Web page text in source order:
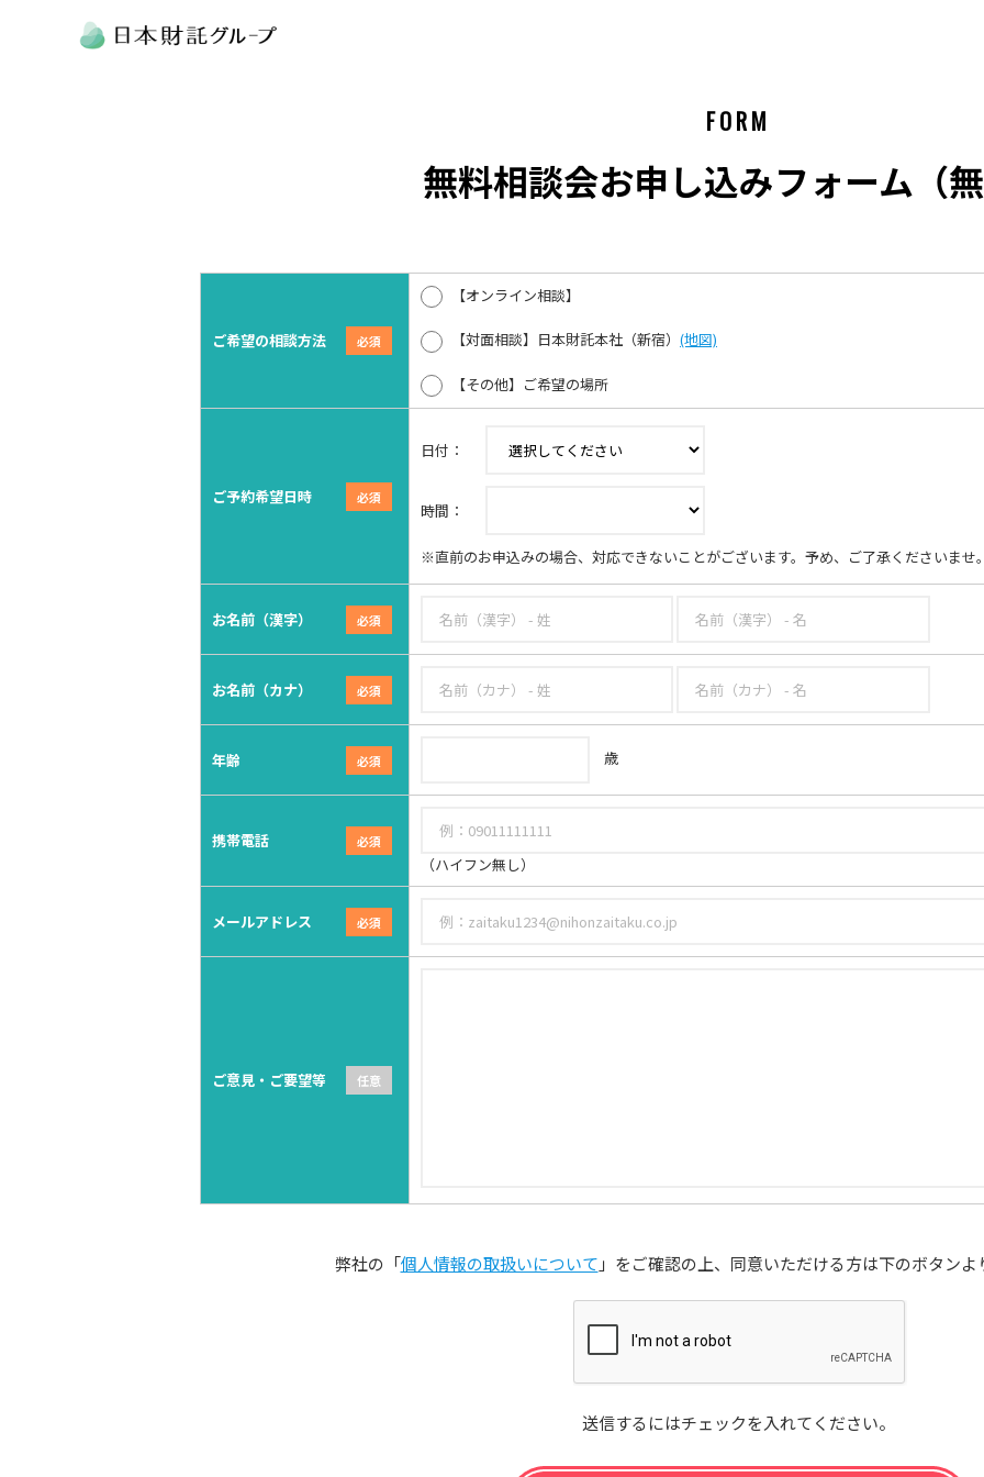
FORM
無料相談会お申し込みフォーム（
ご希望の相談方法
【オンライン相談】
【対面相談】日本財託本社（新宿） (地図)
【その他】ご希望の場所
ご予約希望日時
日付：
時間：
※直前のお申込みの場合、対応できないことがございます。予め、ご了承くださいませ
お名前（漢字）
お名前（カナ）
年齢 歳
携帯電話
（ハイフン無し）
メールアドレス
ご意見・ご要望等
弊社の「個人情報の取扱いについて 」をご確認の上、同意いただける方は下のボタン
送信するにはチェックを入れてください。